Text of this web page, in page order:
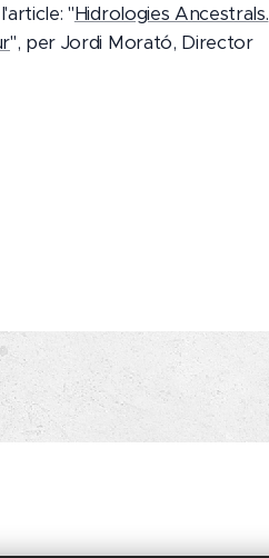
"Hidrologies Ancestrals.
", per Jordi Morató, Director